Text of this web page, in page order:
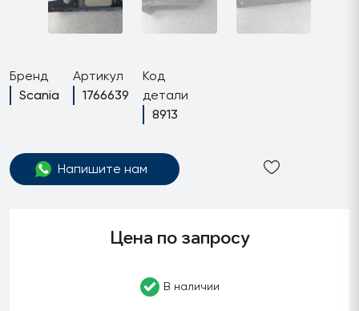
Бренд
Scania
Артикул
1766639
Код
детали
8913
Напишите нам
Цена по запросу
В наличии